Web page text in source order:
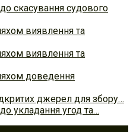
скасування судового
виявлення та
виявлення та
доведення
джерел для збору…
укладання угод та…